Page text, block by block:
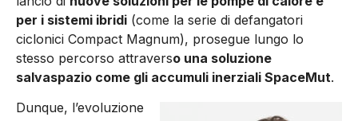
per i sistemi ibridi (come la serie di defangatori
ciclonici Compact Magnum), prosegue lungo lo
stesso percorso attraverso una soluzione
salvaspazio come gli accumuli inerziali SpaceMut.
Dunque, l’evoluzione